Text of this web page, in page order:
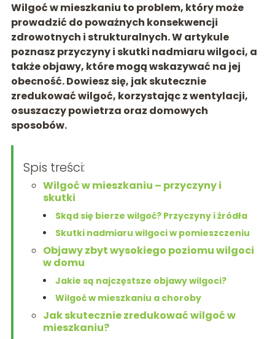
Wilgoć w mieszkaniu to problem, który może
prowadzić do poważnych konsekwencji
zdrowotnych i strukturalnych. W artykule
poznasz przyczyny i skutki nadmiaru wilgoci, a
także objawy, które mogą wskazywać na jej
obecność. Dowiesz się, jak skutecznie
zredukować wilgoć, korzystając z wentylacji,
osuszaczy powietrza oraz domowych
sposobów.
Spis treści:
Wilgoć w mieszkaniu – przyczyny i
skutki
Skąd się bierze wilgoć? Przyczyny i źródła
Skutki nadmiaru wilgoci w pomieszczeniu
Objawy zbyt wysokiego poziomu wilgoci
w domu
Jakie są najczęstsze objawy wilgoci?
Wilgoć w mieszkaniu a choroby
Jak skutecznie zredukować wilgoć w
mieszkaniu?